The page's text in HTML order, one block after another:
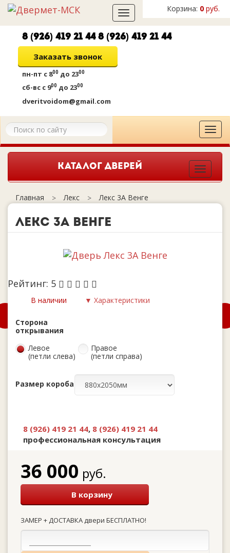
Корзина: 0 руб.
Toggle
navigation
8 (926) 419 21 44 8 (926) 419 21 44
Заказать звонок
пн-пт с 800 до 2300
сб-вс с 900 до 2300
dveritvoidom@gmail.com
КАТАЛОГ ДВЕРЕЙ
Главная
Лекс Лекс 3А Венге
Лекс 3А Венге
Рейтинг: 5
В наличии ▼ Характеристики
Сторона
открывания
Левое
(петли слева)
Правое
(петли справа)
Размер короба
8 (926) 419 21 44, 8 (926) 419 21 44
профессиональная консультация
36 000 руб.
В корзину
ЗАМЕР + ДОСТАВКА двери БЕСПЛАТНО!